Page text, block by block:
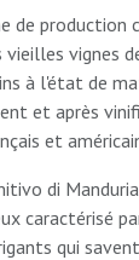
de production
vieilles vignes
à l'état de
et après
et
di
caractérisé
qui